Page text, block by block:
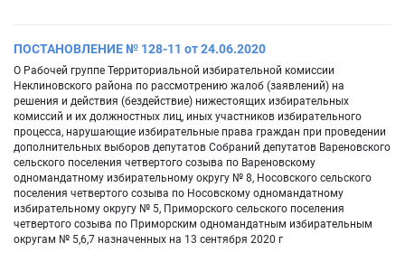
ПОСТАНОВЛЕНИЕ № 128-11 от 24.06.2020
О Рабочей группе Территориальной избирательной комиссии
Неклиновского района по рассмотрению жалоб (заявлений) на
решения и действия (бездействие) нижестоящих избирательных
комиссий и их должностных лиц, иных участников избирательного
процесса, нарушающие избирательные права граждан при проведении
дополнительных выборов депутатов Собраний депутатов Вареновского
сельского поселения четвертого созыва по Вареновскому
одномандатному избирательному округу № 8, Носовского сельского
поселения четвертого созыва по Носовскому одномандатному
избирательному округу № 5, Приморского сельского поселения
четвертого созыва по Приморским одномандатным избирательным
округам № 5,6,7 назначенных на 13 сентября 2020 г